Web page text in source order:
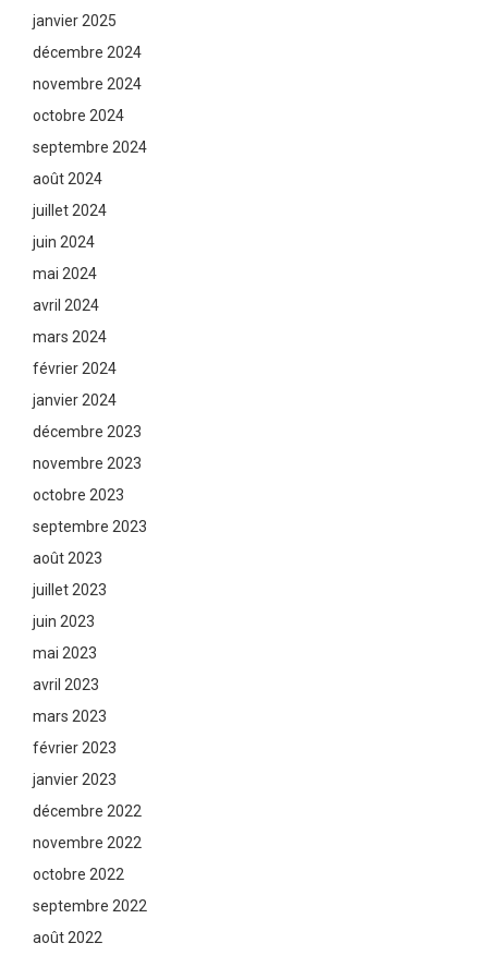
janvier 2025
décembre 2024
novembre 2024
octobre 2024
septembre 2024
août 2024
juillet 2024
juin 2024
mai 2024
avril 2024
mars 2024
février 2024
janvier 2024
décembre 2023
novembre 2023
octobre 2023
septembre 2023
août 2023
juillet 2023
juin 2023
mai 2023
avril 2023
mars 2023
février 2023
janvier 2023
décembre 2022
novembre 2022
octobre 2022
septembre 2022
août 2022